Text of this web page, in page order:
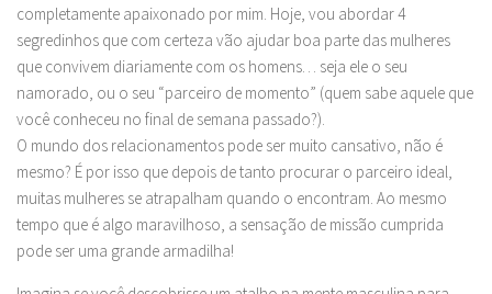
completamente apaixonado por mim. Hoje, vou abordar 4
segredinhos que com certeza vão ajudar boa parte das mulheres
que convivem diariamente com os homens… seja ele o seu
namorado, ou o seu “parceiro de momento” (quem sabe aquele que
você conheceu no final de semana passado?).
O mundo dos relacionamentos pode ser muito cansativo, não é
mesmo? É por isso que depois de tanto procurar o parceiro ideal,
muitas mulheres se atrapalham quando o encontram. Ao mesmo
tempo que é algo maravilhoso, a sensação de missão cumprida
pode ser uma grande armadilha!